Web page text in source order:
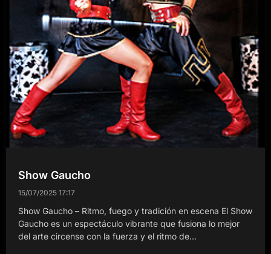
Show Gaucho
15/07/2025 17:17
Show Gaucho – Ritmo, fuego y tradición en escena El Show
Gaucho es un espectáculo vibrante que fusiona lo mejor
del arte circense con la fuerza y el ritmo de…